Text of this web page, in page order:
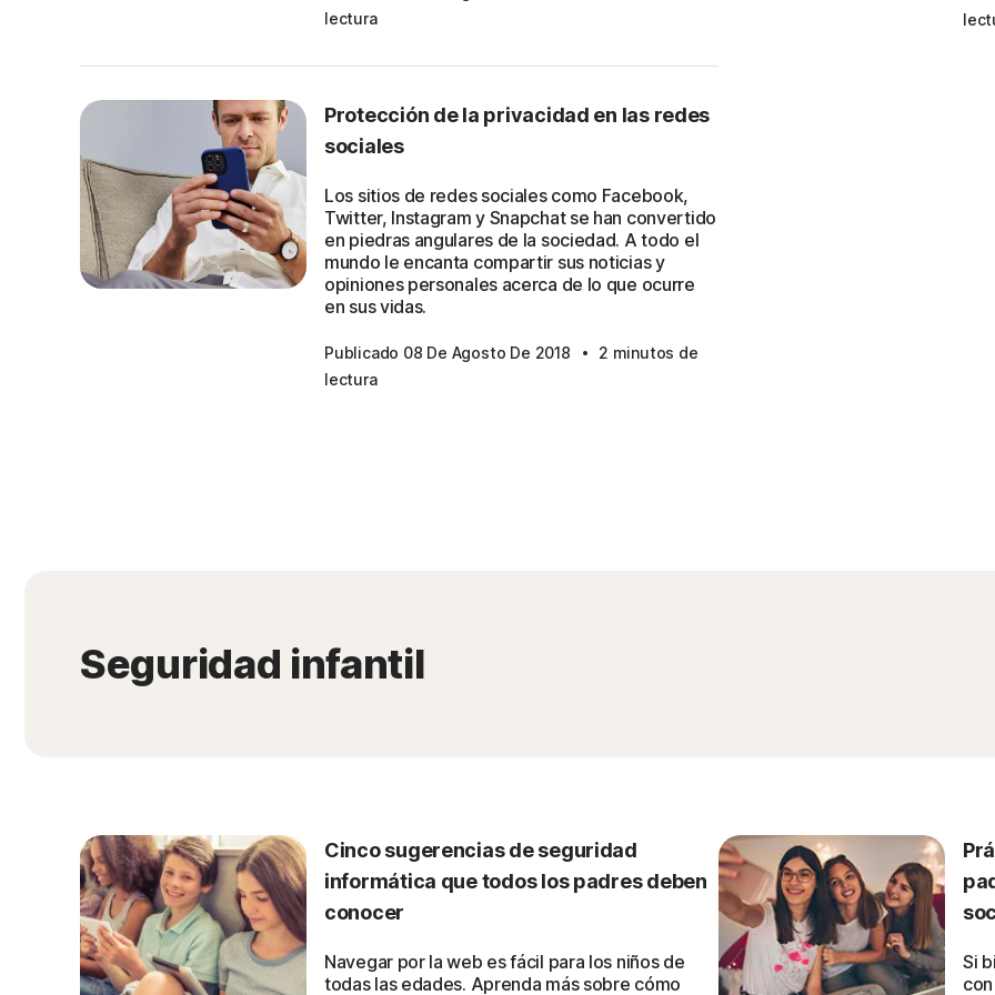
lectura
Protección de la privacidad en las redes
sociales
Los sitios de redes sociales como Facebook,
Twitter, Instagram y Snapchat se han convertido
en piedras angulares de la sociedad. A todo el
mundo le encanta compartir sus noticias y
opiniones personales acerca de lo que ocurre
en sus vidas.
Publicado 08 De Agosto De 2018 ·
2 minutos de
lectura
Seguridad infantil
Cinco sugerencias de seguridad
informática que todos los padres deben
conocer
Navegar por la web es fácil para los niños de
todas las edades. Aprenda más sobre cómo
Si